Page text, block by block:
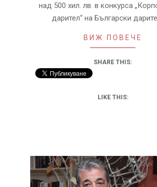
над 500 хил. лв. в конкурса
дарител“ на Български
ВИЖ ПОВЕЧЕ
SHARE THIS:
LIKE THIS: